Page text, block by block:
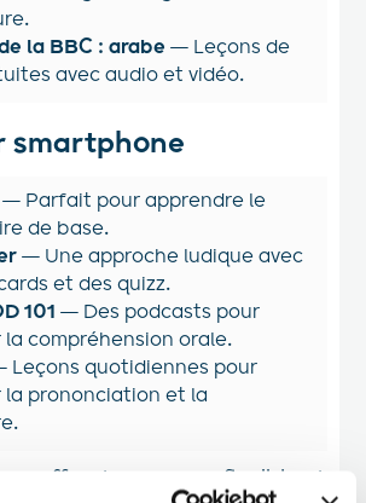
la BBC : arabe — Leçons de
avec audio et vidéo.
smartphone
— Parfait pour apprendre le
de base.
— Une approche ludique avec
et des quizz.
101 — Des podcasts pour
la compréhension orale.
Leçons quotidiennes pour
la prononciation et la